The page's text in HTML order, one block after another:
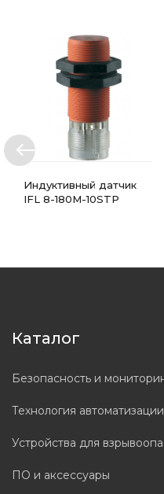
Индуктивный датчик
IFL 8-180M-10STP
Каталог
Безопасность и
Технология автоматизации
Устройства для
ПО и аксессуары